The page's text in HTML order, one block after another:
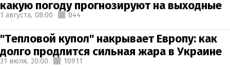
какую погоду прогнозируют на выходные
1 августа, 08:00 844
"Тепловой купол" накрывает Европу: как
долго продлится сильная жара в Украине
31 июля, 20:00 10911